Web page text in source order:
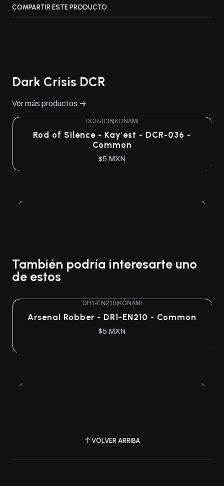
COMPARTIR ESTE PRODUCTO
Dark Crisis DCR
Ver más productos
DCR-036 KONAMI
Rod of Silence - Kay'est - DCR-036 -
Common
$5 MXN
También podría interesarte uno
de estos
DR1-EN210 KONAMI
Arsenal Robber - DR1-EN210 - Common
$5 MXN
VOLVER ARRIBA